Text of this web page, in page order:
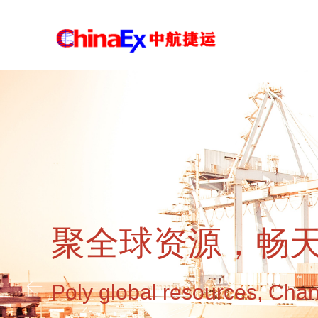
聚全球资源，畅
Poly global resources,
ꂃ